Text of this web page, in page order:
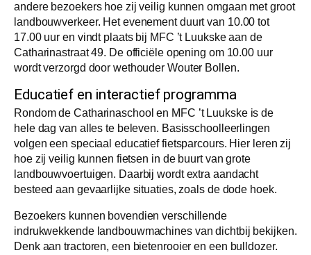
andere bezoekers hoe zij veilig kunnen omgaan met groot
landbouwverkeer. Het evenement duurt van 10.00 tot
17.00 uur en vindt plaats bij MFC ’t Luukske aan de
Catharinastraat 49. De officiële opening om 10.00 uur
wordt verzorgd door wethouder Wouter Bollen.
Educatief en interactief programma
Rondom de Catharinaschool en MFC ’t Luukske is de
hele dag van alles te beleven. Basisschoolleerlingen
volgen een speciaal educatief fietsparcours. Hier leren zij
hoe zij veilig kunnen fietsen in de buurt van grote
landbouwvoertuigen. Daarbij wordt extra aandacht
besteed aan gevaarlijke situaties, zoals de dode hoek.
Bezoekers kunnen bovendien verschillende
indrukwekkende landbouwmachines van dichtbij bekijken.
Denk aan tractoren, een bietenrooier en een bulldozer.